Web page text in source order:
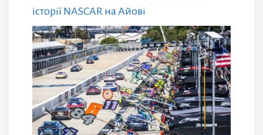
історії NASCAR на Айові